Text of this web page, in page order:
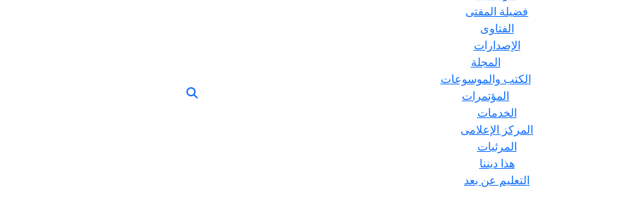
فضيلة المفتى
الفتاوى
الإصدارات
المجلة
الكتب والموسوعات
المؤتمرات
الخدمات
المركز الإعلامى
المرئيات
هذا ديننا
التعليم عن بعد